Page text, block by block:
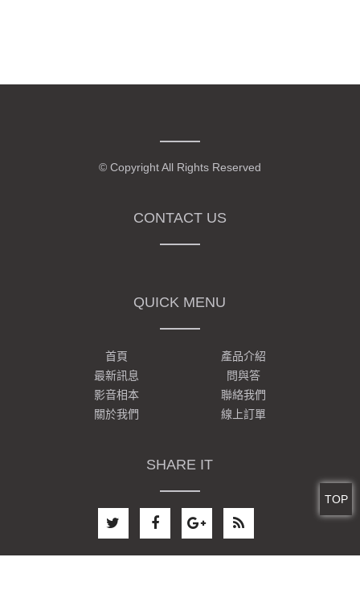
TOP
© Copyright All Rights Reserved
CONTACT US
QUICK MENU
首頁
產品介紹
最新訊息
問與答
影音相本
聯絡我們
關於我們
線上訂單
SHARE IT